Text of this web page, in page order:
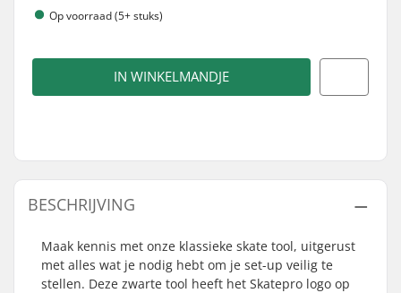
Op voorraad (5+ stuks)
IN WINKELMANDJE
BESCHRIJVING
Maak kennis met onze klassieke skate tool, uitgerust
met alles wat je nodig hebt om je set-up veilig te
stellen. Deze zwarte tool heeft het Skatepro logo op